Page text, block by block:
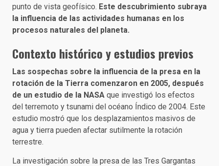
punto de vista geofísico. Este descubrimiento subraya
la influencia de las actividades humanas en los
procesos naturales del planeta.
Contexto histórico y estudios previos
Las sospechas sobre la influencia de la presa en la
rotación de la Tierra comenzaron en 2005, después
de un estudio de la NASA que investigó los efectos
del terremoto y tsunami del océano Índico de 2004. Este
estudio mostró que los desplazamientos masivos de
agua y tierra pueden afectar sutilmente la rotación
terrestre.
La investigación sobre la presa de las Tres Gargantas